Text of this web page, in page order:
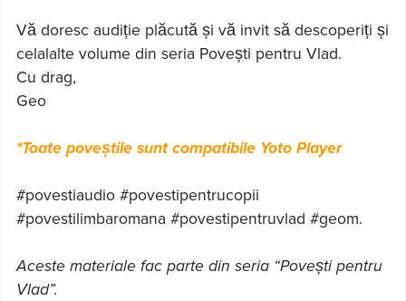
Vă doresc audiție plăcută și vă invit să descoperiți și
celalalte volume din seria Povești pentru Vlad.
Cu drag,
Geo
*Toate poveștile sunt compatibile Yoto Player
#povestiaudio #povestipentrucopii
#povestilimbaromana #povestipentruvlad #geom.
Aceste materiale fac parte din seria “Povești pentru
Vlad”.